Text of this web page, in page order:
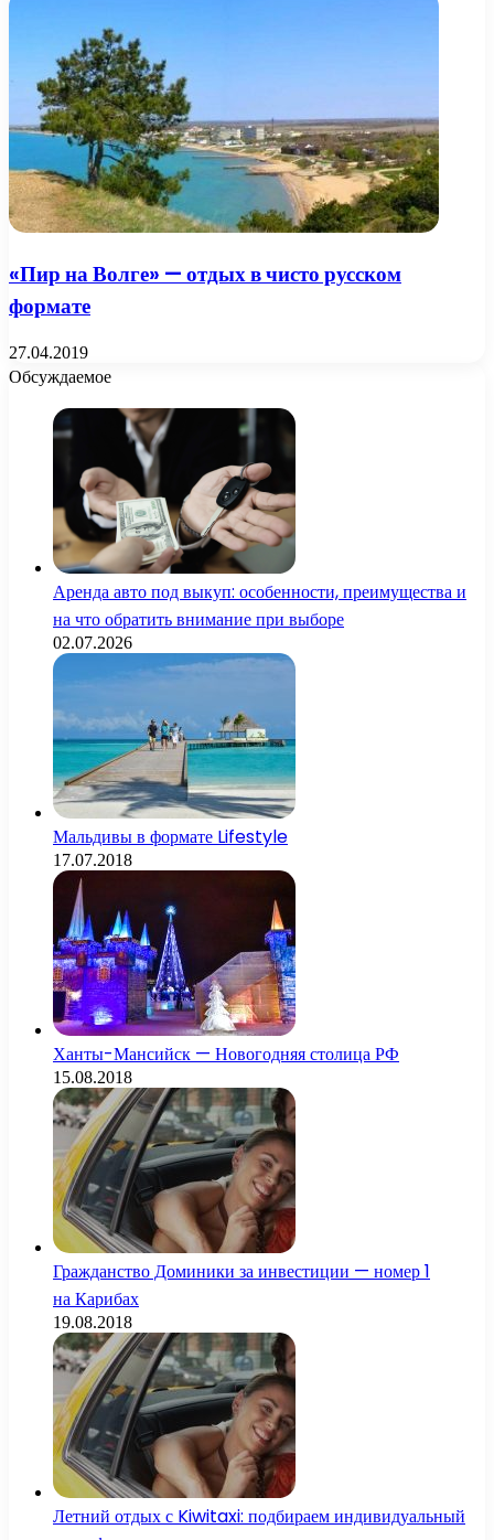
«Пир на Волге» — отдых в чисто русском
формате
27.04.2019
Обсуждаемое
Аренда авто под выкуп: особенности, преимущества и
на что обратить внимание при выборе
02.07.2026
Мальдивы в формате Lifestyle
17.07.2018
Ханты-Мансийск — Новогодняя столица РФ
15.08.2018
Гражданство Доминики за инвестиции — номер 1
на Карибах
19.08.2018
Летний отдых с Kiwitaxi: подбираем индивидуальный